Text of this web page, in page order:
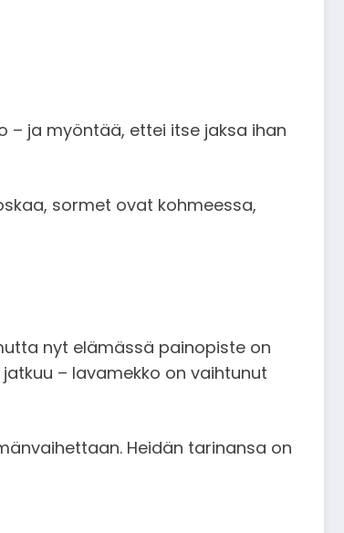
– ja myöntää, ettei itse jaksa ihan
sormet ovat kohmeessa,
nyt elämässä painopiste on
– lavamekko on vaihtunut
Heidän tarinansa on